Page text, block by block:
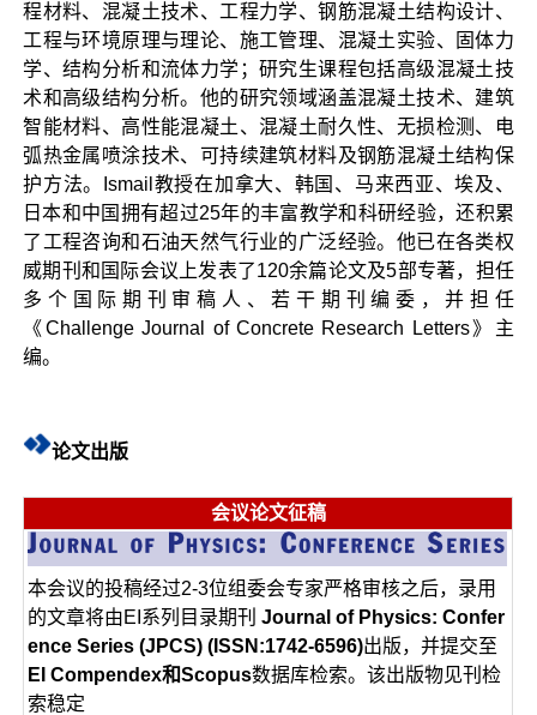
程材料、混凝土技术、工程力学、钢筋混凝土结构设计、
工程与环境原理与理论、施工管理、混凝土实验、固体力
学、结构分析和流体力学；研究生课程包括高级混凝土技
术和高级结构分析。他的研究领域涵盖混凝土技术、建筑
智能材料、高性能混凝土、混凝土耐久性、无损检测、电
弧热金属喷涂技术、可持续建筑材料及钢筋混凝土结构保
护方法。Ismail教授在加拿大、韩国、马来西亚、埃及、
日本和中国拥有超过25年的丰富教学和科研经验，还积累
了工程咨询和石油天然气行业的广泛经验。他已在各类权
威期刊和国际会议上发表了120余篇论文及5部专著，担任
多个国际期刊审稿人、若干期刊编委，并担任
《Challenge Journal of Concrete Research Letters》主
编。
论文出版
会议论文征稿
本会议的投稿经过2-3位组委会专家严格审核之后，录用
的文章将由EI系列目录期刊Journal of Physics: Confer
ence Series (JPCS) (ISSN:1742-6596)出版，并提交至
EI Compendex和Scopus数据库检索。该出版物见刊检
索稳定